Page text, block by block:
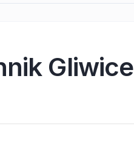
Gliwice